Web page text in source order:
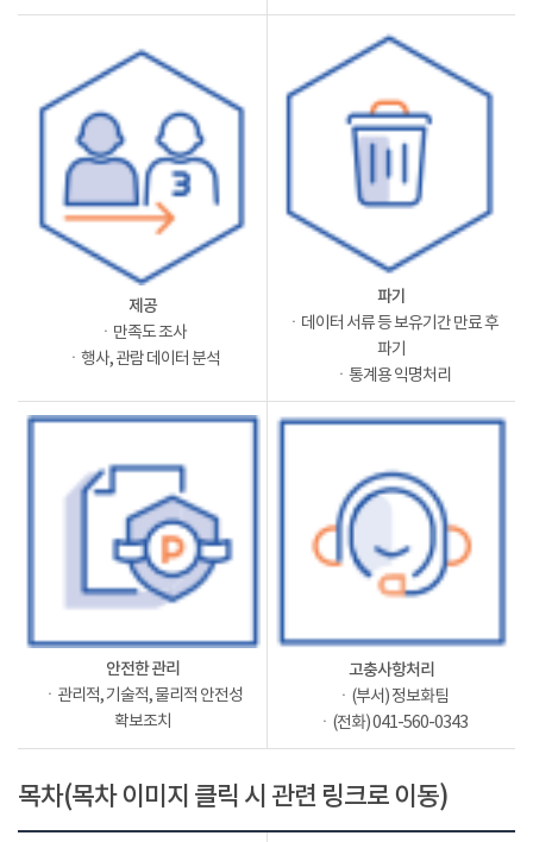
제공
ㆍ만족도 조사
ㆍ행사, 관람 데이터 분석
파기
ㆍ데이터 서류 등 보유기간 만료 후
파기
ㆍ통계용 익명처리
안전한 관리
ㆍ관리적, 기술적, 물리적 안전성
확보조치
고충사항처리
ㆍ(부서) 정보화팀
ㆍ(전화) 041-560-0343
목차(목차 이미지 클릭 시 관련 링크로 이동)